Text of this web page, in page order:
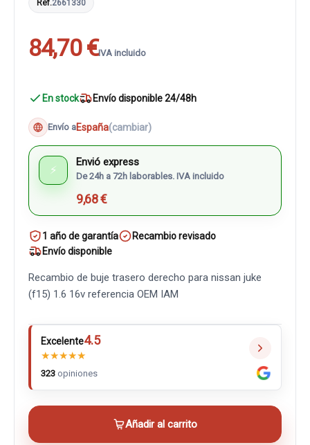
Ref.2661330
84,70 €IVA incluido
En stock Envío disponible 24/48h
Envío aEspaña(cambiar)
⚡
Envió express
De 24h a 72h laborables. IVA incluido
9,68 €
1 año de garantía
Recambio revisado
Envío disponible
Recambio de buje trasero derecho para nissan juke
(f15) 1.6 16v referencia OEM IAM
Excelente4.5
★★★★★
323 opiniones
Añadir al carrito